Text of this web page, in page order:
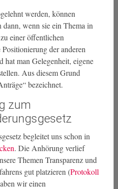
werden, können
wenn sie ein Thema in
einer öffentlichen
der anderen
hat man Gelegenheit, eigene
Aus diesem Grund
bezeichnet.
zum
begleitet uns schon in
. Die Anhörung verlief
Themen Transparenz und
gut platzieren (Protokoll
wir einen